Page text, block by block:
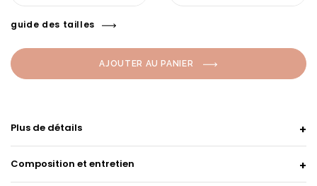
guide des tailles
AJOUTER AU PANIER
Plus de détails
Composition et entretien